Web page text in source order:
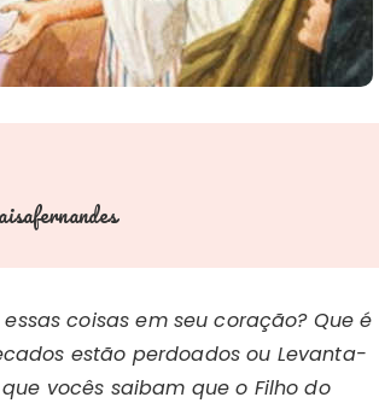
coisas em seu coração? Que é
estão perdoados ou Levanta-
vocês saibam que o Filho do